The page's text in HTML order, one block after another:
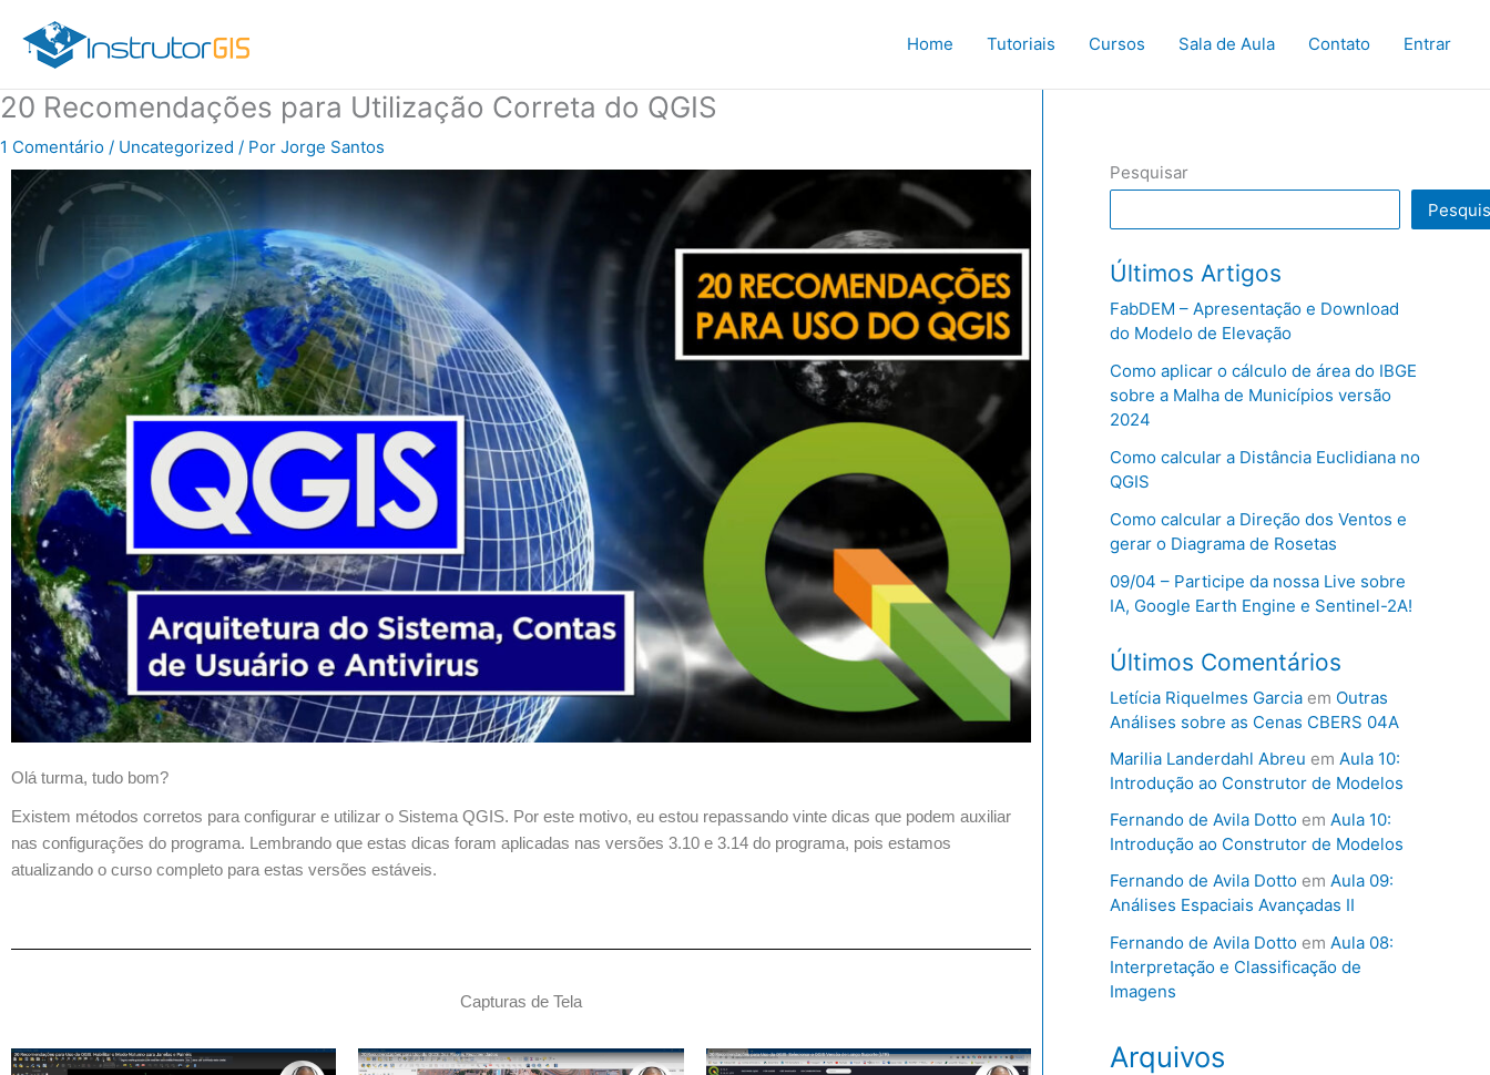
para
conteúdo
Home Tutoriais Cursos Sala de Aula Contato Entrar
20 Recomendações para Utilização Correta do QGIS
1 Comentário / Uncategorized / Por Jorge Santos
Olá turma, tudo bom?
Existem métodos corretos para configurar e utilizar o Sistema QGIS. Por este motivo, eu estou repassando vinte dicas que podem auxiliar
nas configurações do programa. Lembrando que estas dicas foram aplicadas nas versões 3.10 e 3.14 do programa, pois estamos
atualizando o curso completo para estas versões estáveis.
Capturas de Tela
Pesquisar
Últimos Artigos
FabDEM – Apresentação e Download
do Modelo de Elevação
Como aplicar o cálculo de área do IBGE
sobre a Malha de Municípios versão
2024
Como calcular a Distância Euclidiana no
QGIS
Como calcular a Direção dos Ventos e
gerar o Diagrama de Rosetas
09/04 – Participe da nossa Live sobre
IA, Google Earth Engine e Sentinel-2A!
Últimos Comentários
Letícia Riquelmes Garciaem Outras
Análises sobre as Cenas CBERS 04A
Marilia Landerdahl Abreu em Aula 10:
Introdução ao Construtor de Modelos
Fernando de Avila Dottoem Aula 10:
Introdução ao Construtor de Modelos
Fernando de Avila Dottoem Aula 09:
Análises Espaciais Avançadas II
Fernando de Avila Dottoem Aula 08:
Interpretação e Classificação de
Imagens
Arquivos